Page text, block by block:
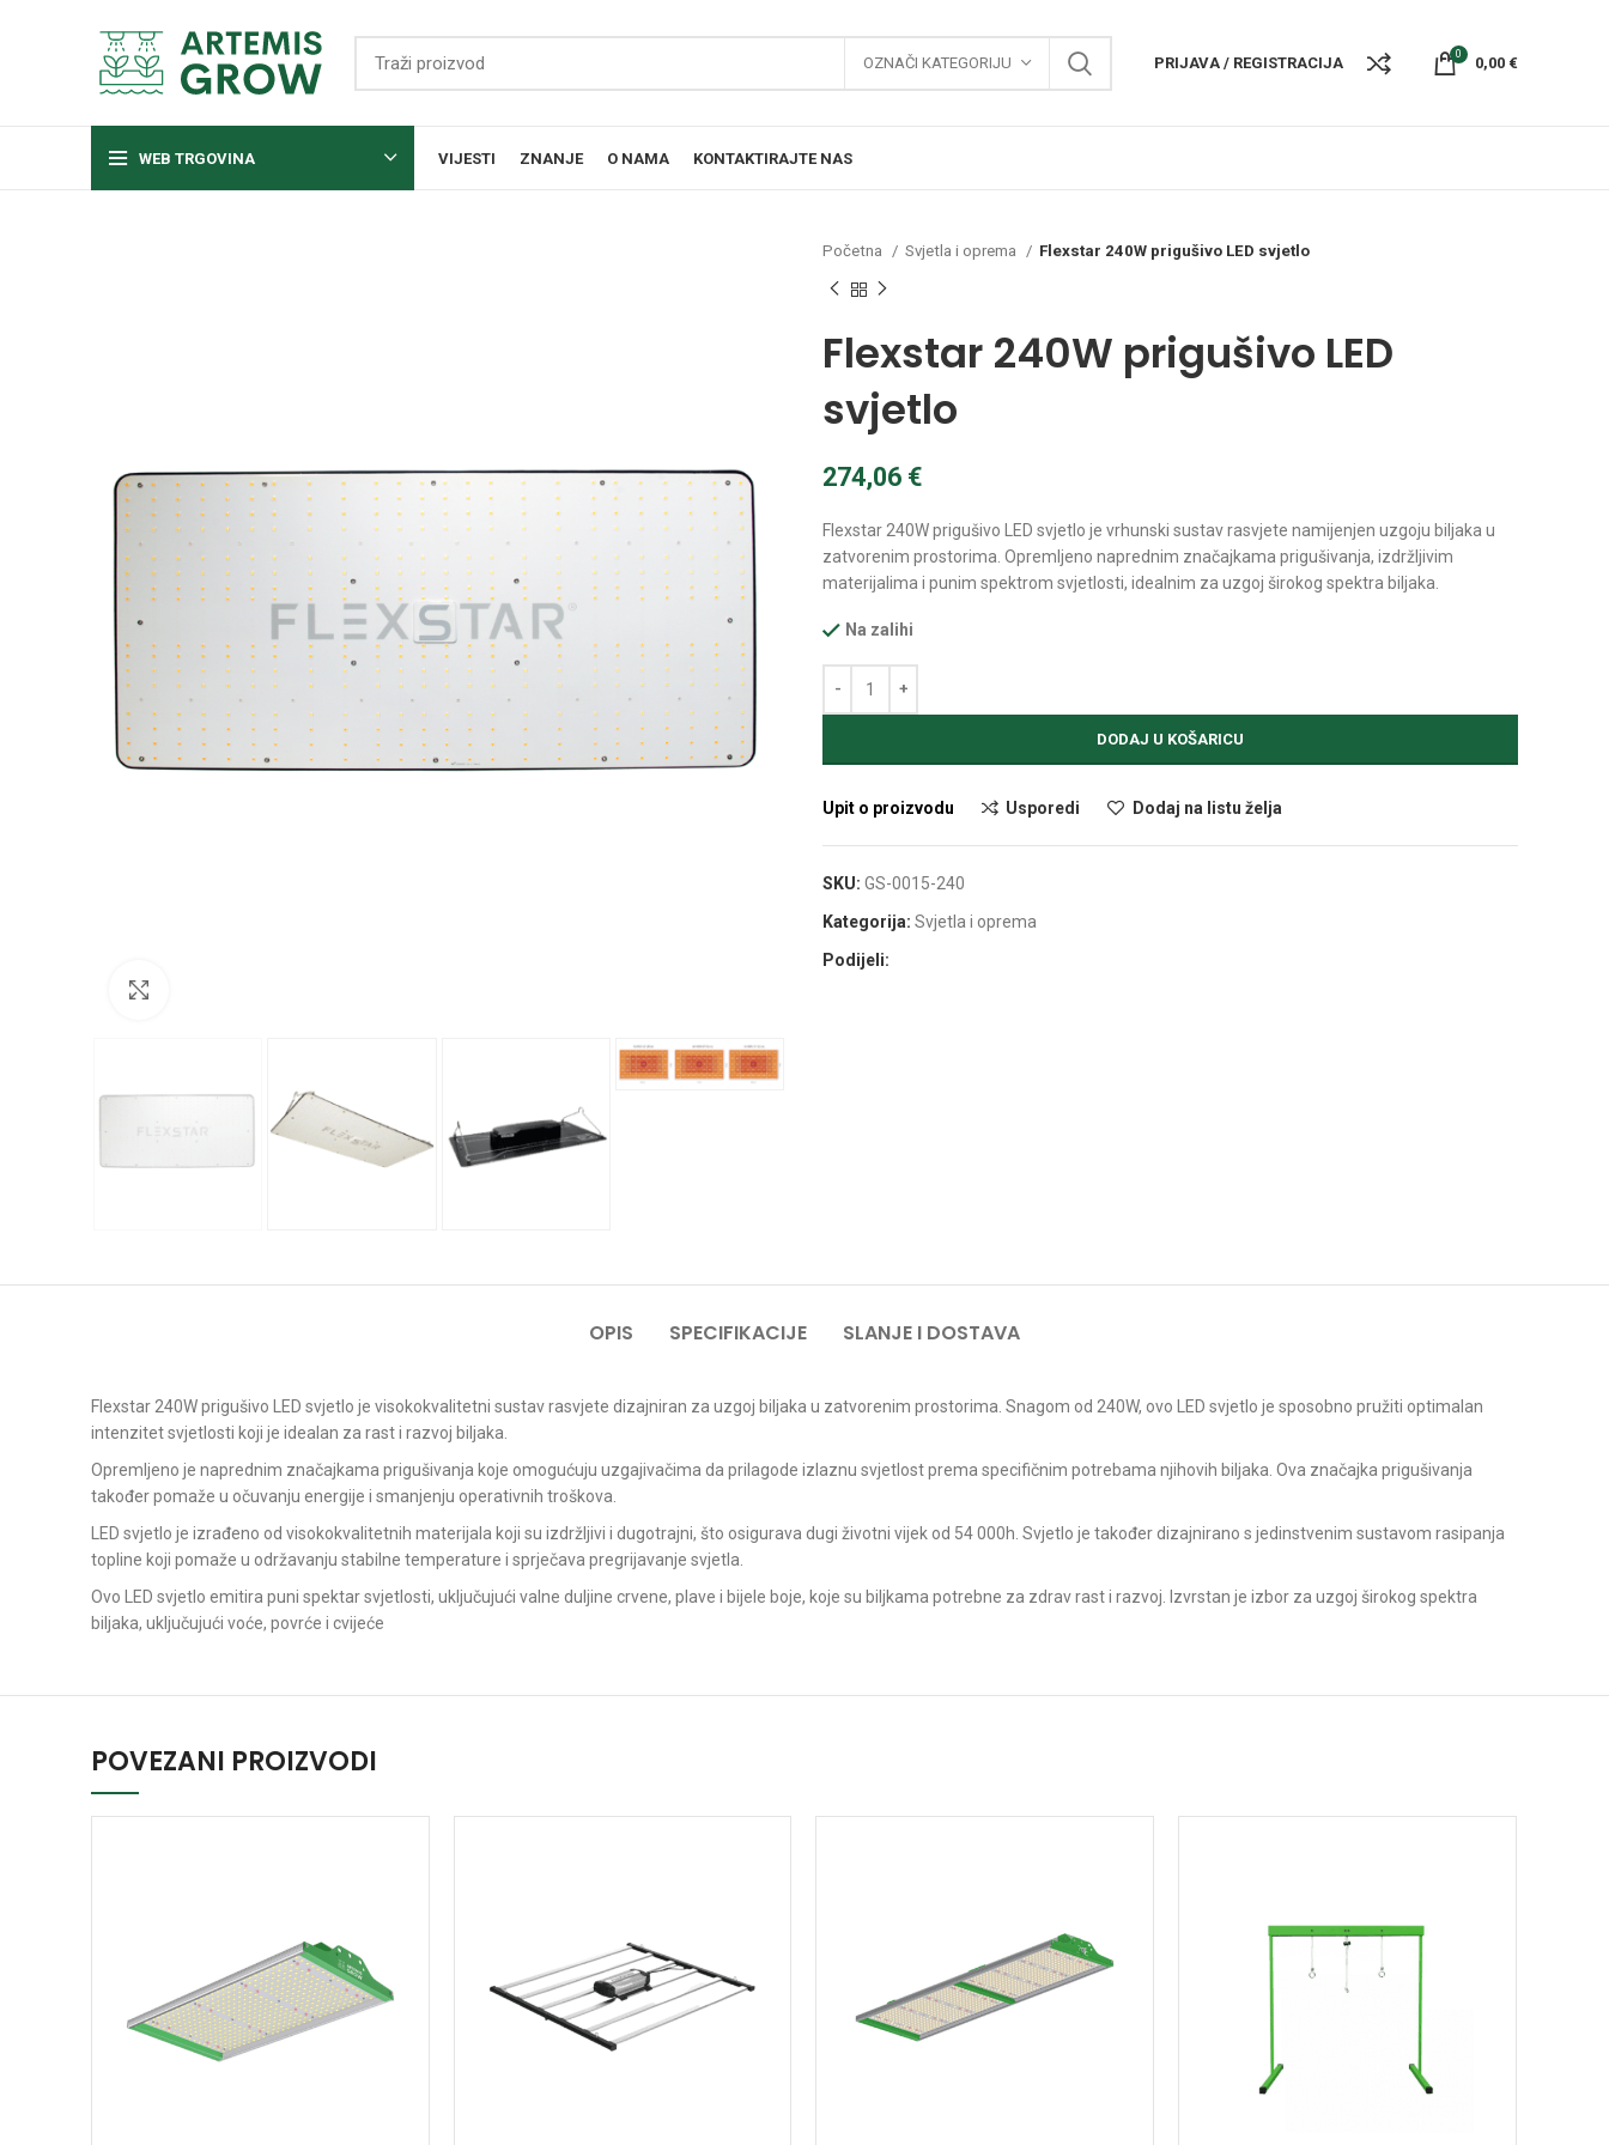
OZNAČI KATEGORIJU PRIJAVA / REGISTRACIJA
0
0,00 €
WEB TRGOVINA VIJESTI ZNANJE O NAMA KONTAKTIRAJTE NAS
Početna Svjetla i oprema Flexstar 240W prigušivo LED svjetlo
Flexstar 240W prigušivo LED
svjetlo
274,06 €
Flexstar 240W prigušivo LED svjetlo je vrhunski sustav rasvjete namijenjen uzgoju biljaka u
zatvorenim prostorima. Opremljeno naprednim značajkama prigušivanja, izdržljivim
materijalima i punim spektrom svjetlosti, idealnim za uzgoj širokog spektra biljaka.
Na zalihi
DODAJ U KOŠARICU
Upit o proizvodu Usporedi Dodaj na listu želja
SKU: GS-0015-240
Kategorija: Svjetla i oprema
Podijeli:
OPIS SPECIFIKACIJE SLANJE I DOSTAVA
Flexstar 240W prigušivo LED svjetlo je visokokvalitetni sustav rasvjete dizajniran za uzgoj biljaka u zatvorenim prostorima. Snagom od 240W, ovo LED svjetlo je sposobno pružiti optimalan
intenzitet svjetlosti koji je idealan za rast i razvoj biljaka.
Opremljeno je naprednim značajkama prigušivanja koje omogućuju uzgajivačima da prilagode izlaznu svjetlost prema specifičnim potrebama njihovih biljaka. Ova značajka prigušivanja
također pomaže u očuvanju energije i smanjenju operativnih troškova.
LED svjetlo je izrađeno od visokokvalitetnih materijala koji su izdržljivi i dugotrajni, što osigurava dugi životni vijek od 54 000h. Svjetlo je također dizajnirano s jedinstvenim sustavom rasipanja
topline koji pomaže u održavanju stabilne temperature i sprječava pregrijavanje svjetla.
Ovo LED svjetlo emitira puni spektar svjetlosti, uključujući valne duljine crvene, plave i bijele boje, koje su biljkama potrebne za zdrav rast i razvoj. Izvrstan je izbor za uzgoj širokog spektra
biljaka, uključujući voće, povrće i cvijeće
POVEZANI PROIZVODI